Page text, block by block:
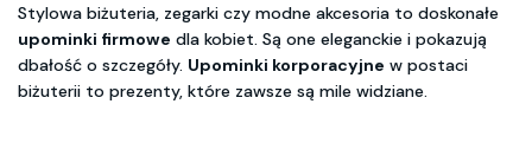
Stylowa biżuteria, zegarki czy modne akcesoria to doskonałe
upominki firmowe dla kobiet. Są one eleganckie i pokazują
dbałość o szczegóły. Upominki korporacyjne w postaci
biżuterii to prezenty, które zawsze są mile widziane.